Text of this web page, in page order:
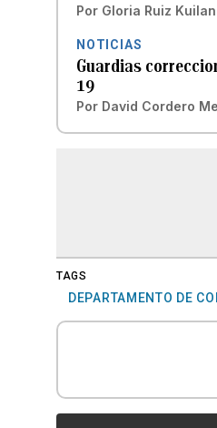
Por Gloria Ruiz Kuilan
NOTICIAS
Guardias
19
Por David Cordero
TAGS
DEPARTAMENTO DE